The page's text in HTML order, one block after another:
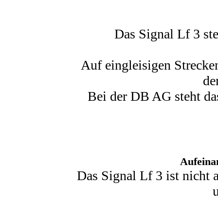
Das Signal Lf 3
Auf eingleisigen
Bei der DB AG steht
Das Signal Lf 3 ist nicht